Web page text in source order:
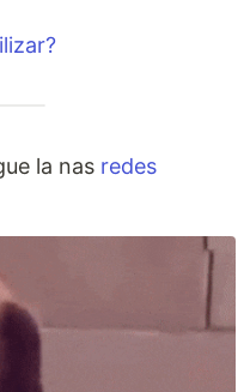
la nas redes